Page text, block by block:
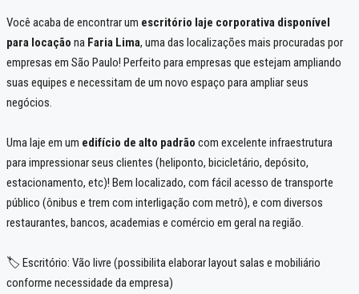
Você acaba de encontrar um escritório laje corporativa disponível
para locação na Faria Lima, uma das localizações mais procuradas por
empresas em São Paulo! Perfeito para empresas que estejam ampliando
suas equipes e necessitam de um novo espaço para ampliar seus
negócios.
Uma laje em um edifício de alto padrão com excelente infraestrutura
para impressionar seus clientes (heliponto, bicicletário, depósito,
estacionamento, etc)! Bem localizado, com fácil acesso de transporte
público (ônibus e trem com interligação com metrô), e com diversos
restaurantes, bancos, academias e comércio em geral na região.
🏷️ Escritório: Vão livre (possibilita elaborar layout salas e mobiliário
conforme necessidade da empresa)